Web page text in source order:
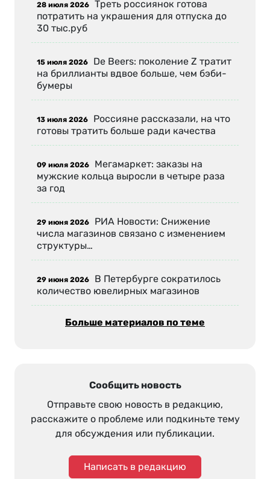
28 июля 2026 Треть россиянок готова
потратить на украшения для отпуска до
30 тыс.руб
15 июля 2026 De Beers: поколение Z тратит
на бриллианты вдвое больше, чем бэби-
бумеры
13 июля 2026 Россияне рассказали, на что
готовы тратить больше ради качества
09 июля 2026 Мегамаркет: заказы на
мужские кольца выросли в четыре раза
за год
29 июня 2026 РИА Новости: Снижение
числа магазинов связано с изменением
структуры…
29 июня 2026 В Петербурге сократилось
количество ювелирных магазинов
Больше материалов по теме
Сообщить новость
Отправьте свою новость в редакцию,
расскажите о проблеме или подкиньте тему
для обсуждения или публикации.
Написать в редакцию